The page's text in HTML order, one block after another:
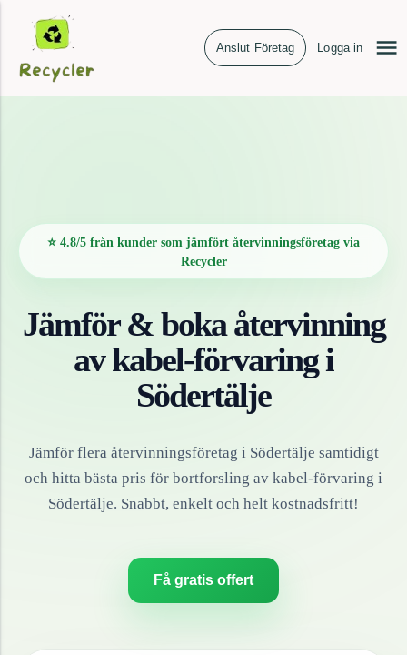
Anslut Företag Logga in
⭐ 4.8/5 från kunder som jämfört återvinningsföretag via
Recycler
Jämför & boka återvinning
avkabel-förvaringi
Södertälje
Jämför flera återvinningsföretag i Södertälje samtidigt
och hitta bästa pris för bortforsling av kabel-förvaring i
Södertälje. Snabbt, enkelt och helt kostnadsfritt!
Få gratis offert